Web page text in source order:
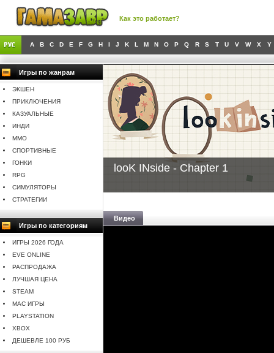
Как это работает?
A B C D E F G H I J K L M N O P Q R S T U V W X Y
Игры по жанрам
ЭКШЕН
ПРИКЛЮЧЕНИЯ
КАЗУАЛЬНЫЕ
ИНДИ
MMO
СПОРТИВНЫЕ
ГОНКИ
RPG
СИМУЛЯТОРЫ
СТРАТЕГИИ
Игры по категориям
ИГРЫ 2026 ГОДА
EVE ONLINE
РАСПРОДАЖА
ЛУЧШАЯ ЦЕНА
STEAM
MAC ИГРЫ
PLAYSTATION
XBOX
ДЕШЕВЛЕ 100 РУБ
looK INside - Chapter 1
Видео